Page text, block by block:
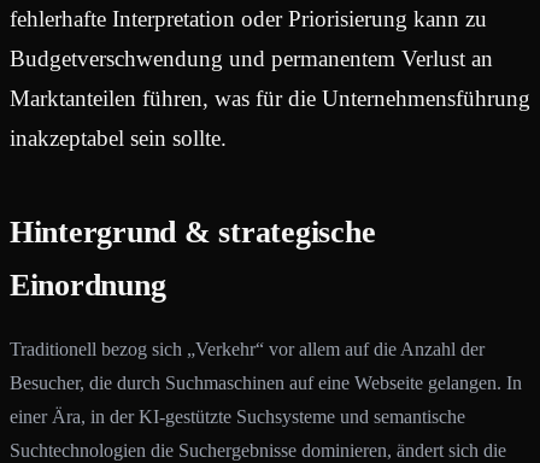
fehlerhafte Interpretation oder Priorisierung kann zu
Budgetverschwendung und permanentem Verlust an
Marktanteilen führen, was für die Unternehmensführung
inakzeptabel sein sollte.
Hintergrund & strategische
Einordnung
Traditionell bezog sich „Verkehr“ vor allem auf die Anzahl der
Besucher, die durch Suchmaschinen auf eine Webseite gelangen. In
einer Ära, in der KI-gestützte Suchsysteme und semantische
Suchtechnologien die Suchergebnisse dominieren, ändert sich die